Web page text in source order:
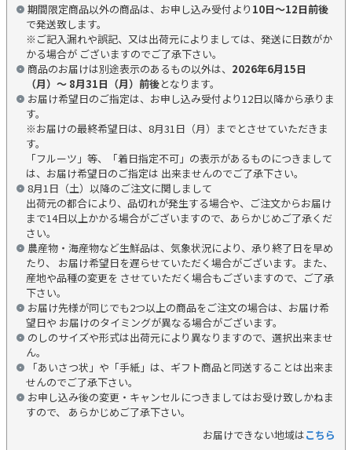
期間限定商品以外の商品は、お申し込み受付より 10日～12日前後
で発送致します。
※ご記入漏れや誤記、又は出荷元によりましては、発送に日数がか
かる場合が ございますのでご了承下さい。
商品のお届けは別途表示のあるもの以外は、 2026年6月15日
（月）～ 8月31日（月）前後となります。
お届け希望日のご指定は、お申し込み受付より12日以降から承りま
す。
※お届けの最終希望日は、8月31日（月）までとさせていただきま
す。
「フルーツ」等、「着日指定不可」の表示があるものにつきまして
は、お届け希望日のご指定は 出来ませんのでご了承下さい。
8月1日（土）以降のご注文に関しまして
出荷元の都合により、品切れが発生する場合や、ご注文からお届け
まで14日以上かかる場合がございますので、あらかじめご了承くだ
さい。
農産物・海産物など生鮮品は、気象状況により、承り終了日を早め
たり、 お届け希望日を遅らせていただく場合がございます。また、
産地や品種の変更を させていただく場合もございますので、ご了承
下さい。
お届け先様が同じでも2つ以上の商品をご注文の場合は、お届け希
望日や お届けのタイミングが異なる場合がございます。
のしのサイズや形式は出荷元により異なりますので、選択出来ませ
ん。
「あいさつ状」や「手紙」は、ギフト商品と同送することは出来ま
せんのでご了承下さい。
お申し込み後の変更・キャンセルにつきましてはお受け致しかねま
すので、 あらかじめご了承下さい。
お届けできない地域はこちら